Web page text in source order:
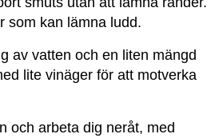
som kan lämna ludd.
av vatten och en liten mängd
lite vinäger för att motverka
och arbeta dig neråt, med